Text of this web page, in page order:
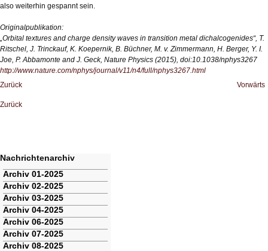
also weiterhin gespannt sein.
Originalpublikation:
„Orbital textures and charge density waves in transition metal dichalcogenides“, T.
Ritschel, J. Trinckauf, K. Koepernik, B. Büchner, M. v. Zimmermann, H. Berger, Y. I.
Joe, P. Abbamonte and J. Geck, Nature Physics (2015), doi:10.1038/nphys3267
http://www.nature.com/nphys/journal/v11/n4/full/nphys3267.html
Zurück
Vorwärts
Zurück
Nachrichtenarchiv
Navigation
überspringen
Archiv 01-2025
Archiv 02-2025
Archiv 03-2025
Archiv 04-2025
Archiv 06-2025
Archiv 07-2025
Archiv 08-2025